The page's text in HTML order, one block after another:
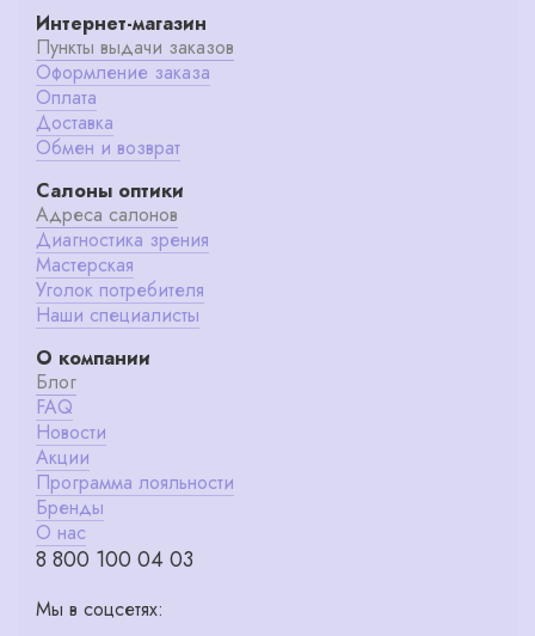
Интернет-магазин
Пункты выдачи заказов
Оформление заказа
Оплата
Доставка
Обмен и возврат
Салоны оптики
Адреса салонов
Диагностика зрения
Мастерская
Уголок потребителя
Наши специалисты
О компании
Блог
FAQ
Новости
Акции
Программа лояльности
Бренды
О нас
8 800 100 04 03
Мы в соцсетях: